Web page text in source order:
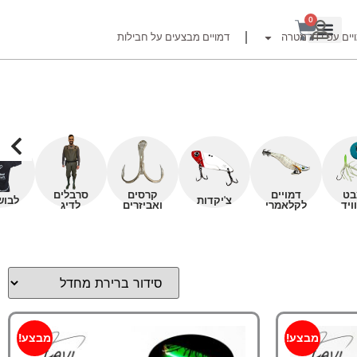
0
עפ"י דג מטרה דמויים מבצעים על חבילות
דמויים
לקלאמרי
צ'יקדות
קרסים
ואביזרים
סרבלים
לדיג
מבצע! מבצע!